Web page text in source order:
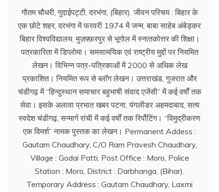
गौतम चौधरी, गुदाईपट्टी, दरभंगा, (बिहार). जीवन परिचय : बिहार के
एक छोटे शहर, दरभंगा में फरवरी 1974 में जन्म, बाबा साहेब अंबेड्कर
बिहार विश्वविद्यालय, मुज़फ़्फ़रपुर से भूगोल में स्नातकोत्तर की शिक्षा।
पत्रकारिता में डिप्लोमा। समसामयिक एवं राष्ट्रीय मुद्दों पर नियमित
लेखन। विभिन्न पत्र-पत्रिकाओं में 2000 से अधिक लेख
प्रकाशित। नियमित रूप से ब्लाॅग लेखन। उत्तराखंड, गुजरात और
चंडीगढ़ में ‘‘हिन्दुस्थान समाचार बहुभाषी संवाद एजेंसी’’ में कई वर्षों तक
सेवा। इसके अलावा प्रभात खबर पटना, यंगलीडर अहमदाबाद, सत्य
स्वदेश चंडीगढ़, सन्मार्ग रांची में कई वर्षों तक रिर्पोटिंग। ‘‘विमुद्रीकरण
एक विमर्श’’ नामक पुस्तक का लेखन। Permanent Addess :
Gautam Chaudhary, C/O Ram Pravesh Chaudhary,
Village : Godai Patti, Post Office : Moro, Police
Station : Moro, District : Darbhanga, (Bihar).
Temporary Address : Gautam Chaudhary, Laxmi